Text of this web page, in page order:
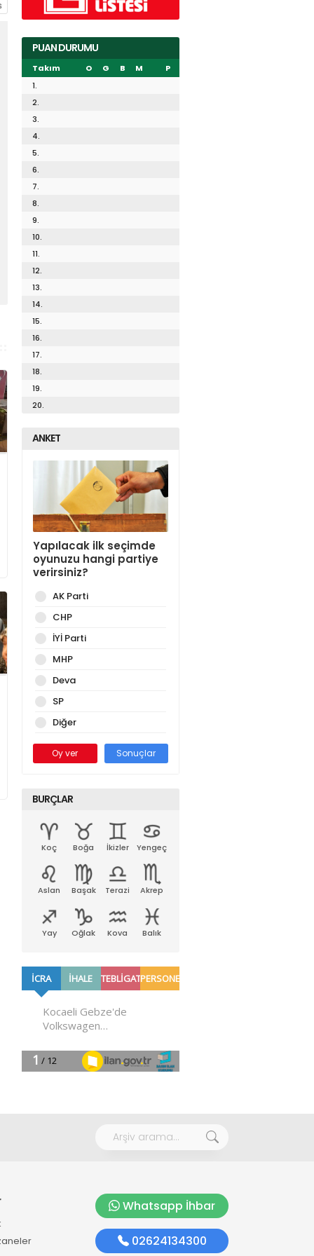
PUAN DURUMU
Takım O G B M
P
1.
2.
3.
4.
5.
6.
7.
8.
9.
10.
11.
12.
13.
14.
15.
16.
17.
18.
19.
20.
ANKET
Yapılacak ilk seçimde
oyunuzu hangi partiye
verirsiniz?
AK Parti
CHP
İYİ Parti
MHP
Deva
SP
Diğer
Oy ver Sonuçlar
BURÇLAR
Koç Boğa İkizler Yengeç
Aslan Başak Terazi Akrep
Yay Oğlak Kova Balık
Whatsapp İhbar
02624134300